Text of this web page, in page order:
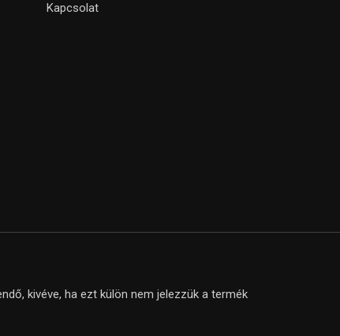
Kapcsolat
kivéve, ha ezt külön nem jelezzük a termék